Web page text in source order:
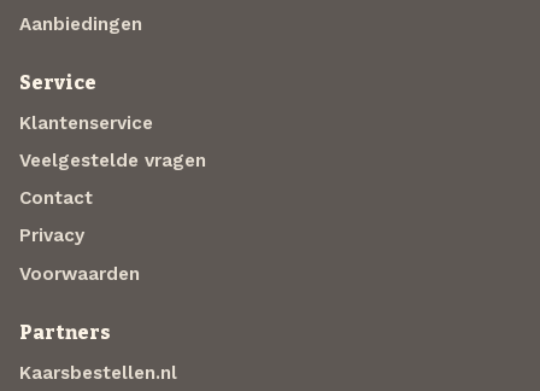
Aanbiedingen
Service
Klantenservice
Veelgestelde vragen
Contact
Privacy
Voorwaarden
Partners
Kaarsbestellen.nl